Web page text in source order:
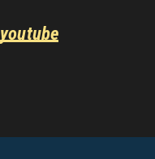
youtube